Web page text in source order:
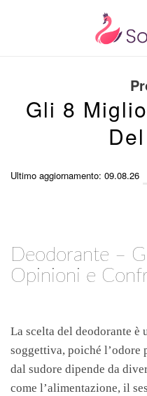
Gli 8
Ultimo aggiornamento: 09.08.26
Deodorante –
Opinioni e
La scelta del deodorante è
soggettiva, poiché l’odore
dal sudore dipende da
come l’alimentazione, il